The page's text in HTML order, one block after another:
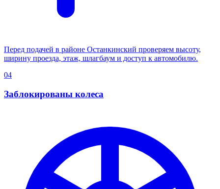
Перед подачей в районе Останкинский проверяем высоту,
ширину проезда, этаж, шлагбаум и доступ к автомобилю.
04
Заблокированы колеса